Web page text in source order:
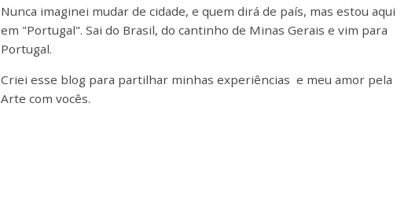
Nunca imaginei mudar de cidade, e quem dirá de país, mas estou aqui
em "Portugal". Sai do Brasil, do cantinho de Minas Gerais e vim para
Portugal.
Criei esse blog para partilhar minhas experiências e meu amor pela
Arte com vocês.